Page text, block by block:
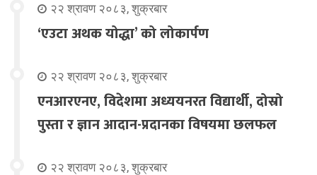
२२ श्रावण २०८३, शुक्रबार
‘एउटा अथक योद्धा’ को लोकार्पण
२२ श्रावण २०८३, शुक्रबार
एनआरएनए, विदेशमा अध्ययनरत विद्यार्थी, दोस्रो
पुस्ता र ज्ञान आदान-प्रदानका विषयमा छलफल
२२ श्रावण २०८३, शुक्रबार